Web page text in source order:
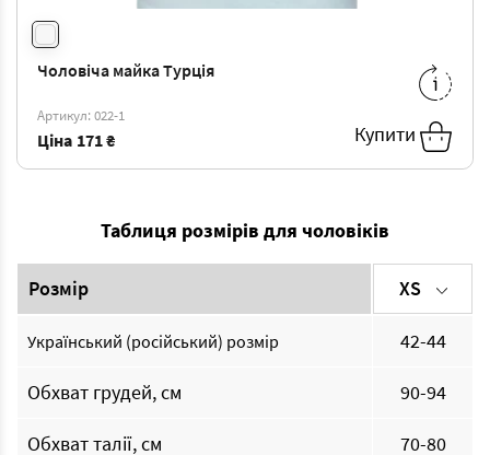
Чоловіча майка Турція
Артикул: 022-1
Ціна 171 ₴ Купити
S - 171 ₴ M - 181 ₴
L
XXL - 204 ₴
Таблиця розмірів для чоловіків
Розмір XS
Український (російський) розмір 42-44
Обхват грудей, см 90-94
Обхват талії, см 70-80